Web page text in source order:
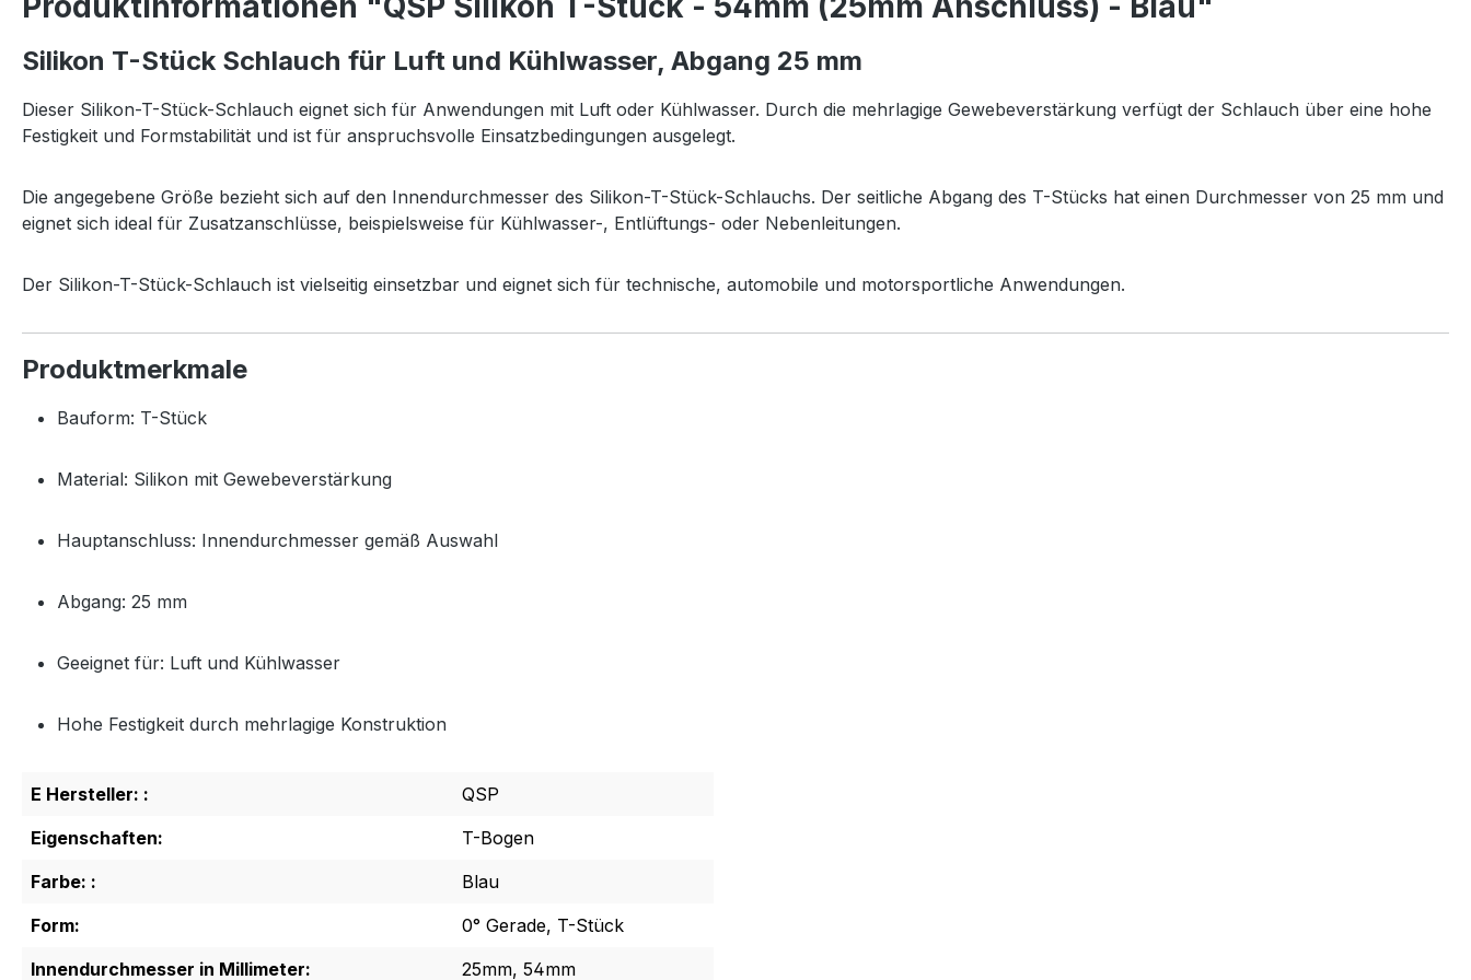
Silikon T-Stück Schlauch für Luft und Kühlwasser, Abgang 25 mm
Dieser Silikon-T-Stück-Schlauch eignet sich für Anwendungen mit Luft oder Kühlwasser. Durch die mehrlagige Gewebeverstärkung verfügt der Schlauch über eine hohe
Festigkeit und Formstabilität und ist für anspruchsvolle Einsatzbedingungen ausgelegt.
Die angegebene Größe bezieht sich auf den Innendurchmesser des Silikon-T-Stück-Schlauchs. Der seitliche Abgang des T-Stücks hat einen Durchmesser von 25 mm und
eignet sich ideal für Zusatzanschlüsse, beispielsweise für Kühlwasser-, Entlüftungs- oder Nebenleitungen.
Der Silikon-T-Stück-Schlauch ist vielseitig einsetzbar und eignet sich für technische, automobile und motorsportliche Anwendungen.
Produktmerkmale
Bauform: T-Stück
Material: Silikon mit Gewebeverstärkung
Hauptanschluss: Innendurchmesser gemäß Auswahl
Abgang: 25 mm
Geeignet für: Luft und Kühlwasser
Hohe Festigkeit durch mehrlagige Konstruktion
E Hersteller: :
QSP
Eigenschaften:
T-Bogen
Farbe: :
Blau
Form:
0° Gerade, T-Stück
Innendurchmesser in Millimeter:
25mm, 54mm